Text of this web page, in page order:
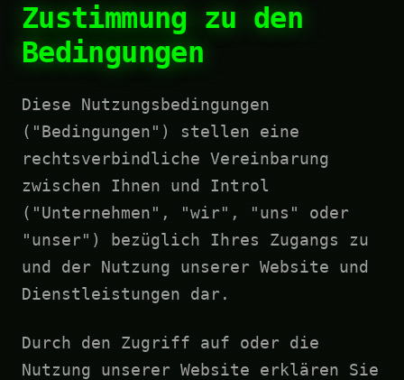
Zustimmung zu den
Bedingungen
Diese Nutzungsbedingungen
("Bedingungen") stellen eine
rechtsverbindliche Vereinbarung
zwischen Ihnen und Introl
("Unternehmen", "wir", "uns" oder
"unser") bezüglich Ihres Zugangs zu
und der Nutzung unserer Website und
Dienstleistungen dar.
Durch den Zugriff auf oder die
Nutzung unserer Website erklären Sie